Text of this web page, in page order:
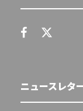
ニュースレタ